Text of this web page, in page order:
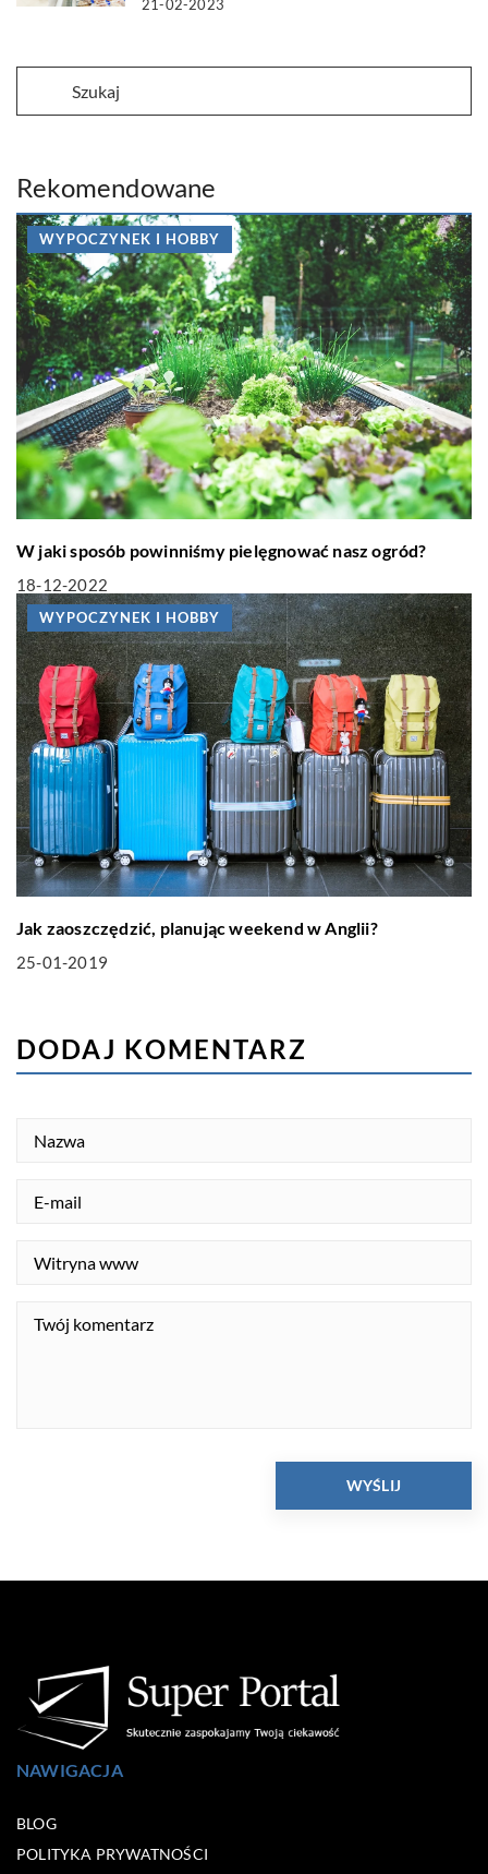
21-02-2023
Rekomendowane
WYPOCZYNEK I HOBBY
W jaki sposób powinniśmy pielęgnować nasz ogród?
18-12-2022
WYPOCZYNEK I HOBBY
Jak zaoszczędzić, planując weekend w Anglii?
25-01-2019
DODAJ KOMENTARZ
NAWIGACJA
BLOG
POLITYKA PRYWATNOŚCI